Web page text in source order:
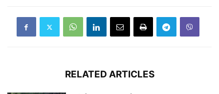
RELATED ARTICLES